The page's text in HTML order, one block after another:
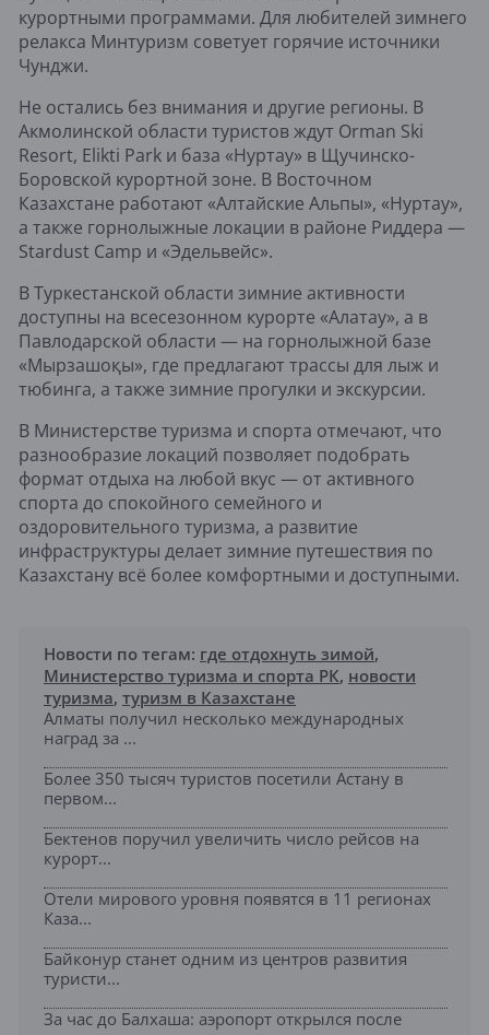
курортными программами. Для любителей зимнего
релакса Минтуризм советует горячие источники
Чунджи.
Не остались без внимания и другие регионы. В
Акмолинской области туристов ждут Orman Ski
Resort, Elikti Park и база «Нуртау» в Щучинско-
Боровской курортной зоне. В Восточном
Казахстане работают «Алтайские Альпы», «Нуртау»,
а также горнолыжные локации в районе Риддера —
Stardust Camp и «Эдельвейс».
В Туркестанской области зимние активности
доступны на всесезонном курорте «Алатау», а в
Павлодарской области — на горнолыжной базе
«Мырзашоқы», где предлагают трассы для лыж и
тюбинга, а также зимние прогулки и экскурсии.
В Министерстве туризма и спорта отмечают, что
разнообразие локаций позволяет подобрать
формат отдыха на любой вкус — от активного
спорта до спокойного семейного и
оздоровительного туризма, а развитие
инфраструктуры делает зимние путешествия по
Казахстану всё более комфортными и доступными.
Новости по тегам: где отдохнуть зимой,
Министерство туризма и спорта РК, новости
туризма, туризм в Казахстане
Алматы получил несколько международных
наград за ...
Более 350 тысяч туристов посетили Астану в
первом...
Бектенов поручил увеличить число рейсов на
курорт...
Отели мирового уровня появятся в 11 регионах
Каза...
Байконур станет одним из центров развития
туристи...
За час до Балхаша: аэропорт открылся после